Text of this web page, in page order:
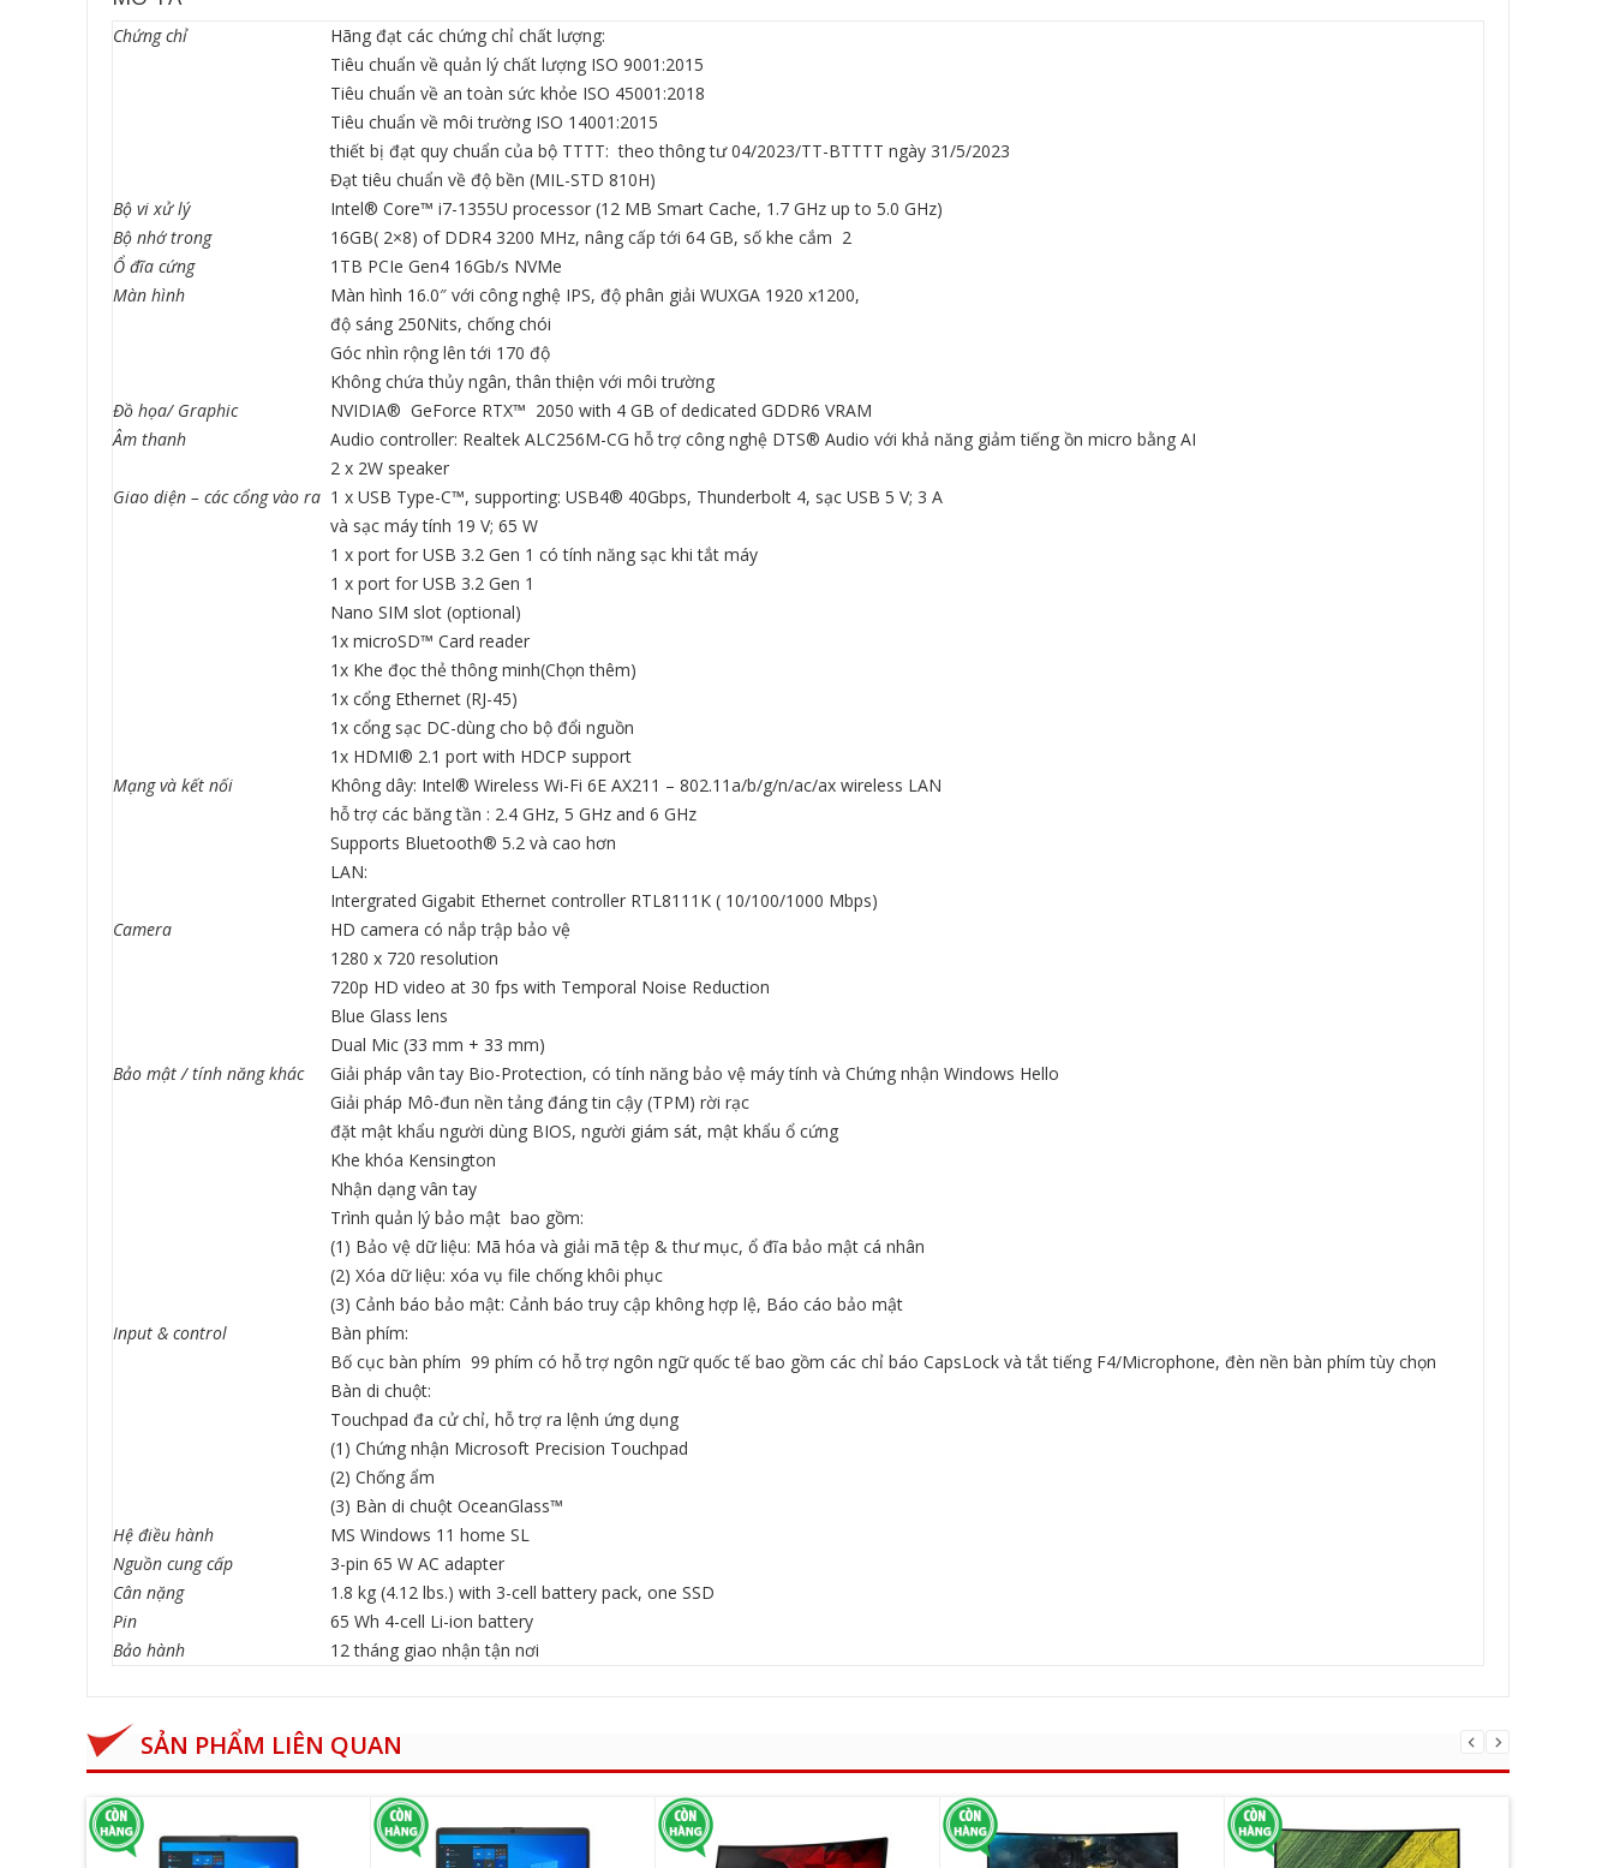
Chứng chỉ
Hãng đạt các chứng chỉ chất lượng:
Tiêu chuẩn về quản lý chất lượng ISO 9001:2015
Tiêu chuẩn về an toàn sức khỏe ISO 45001:2018
Tiêu chuẩn về môi trường ISO 14001:2015
thiết bị đạt quy chuẩn của bộ TTTT: theo thông tư 04/2023/TT-BTTTT ngày 31/5/2023
Đạt tiêu chuẩn về độ bền (MIL-STD 810H)
Bộ vi xử lý
Intel® Core™ i7-1355U processor (12 MB Smart Cache, 1.7 GHz up to 5.0 GHz)
Bộ nhớ trong
16GB( 2×8) of DDR4 3200 MHz, nâng cấp tới 64 GB, số khe cắm 2
Ổ đĩa cứng
1TB PCIe Gen4 16Gb/s NVMe
Màn hình
Màn hình 16.0″ với công nghệ IPS, độ phân giải WUXGA 1920 x1200,
độ sáng 250Nits, chống chói
Góc nhìn rộng lên tới 170 độ
Không chứa thủy ngân, thân thiện với môi trường
Đồ họa/ Graphic
NVIDIA® GeForce RTX™ 2050 with 4 GB of dedicated GDDR6 VRAM
Âm thanh
Audio controller: Realtek ALC256M-CG hỗ trợ công nghệ DTS® Audio với khả năng giảm tiếng ồn micro bằng AI
2 x 2W speaker
Giao diện – các cổng vào ra 1 x USB Type-C™, supporting: USB4® 40Gbps, Thunderbolt 4, sạc USB 5 V; 3 A
và sạc máy tính 19 V; 65 W
1 x port for USB 3.2 Gen 1 có tính năng sạc khi tắt máy
1 x port for USB 3.2 Gen 1
Nano SIM slot (optional)
1x microSD™ Card reader
1x Khe đọc thẻ thông minh(Chọn thêm)
1x cổng Ethernet (RJ-45)
1x cổng sạc DC-dùng cho bộ đổi nguồn
1x HDMI® 2.1 port with HDCP support
Mạng và kết nối
Không dây: Intel® Wireless Wi-Fi 6E AX211 – 802.11a/b/g/n/ac/ax wireless LAN
hỗ trợ các băng tần : 2.4 GHz, 5 GHz and 6 GHz
Supports Bluetooth® 5.2 và cao hơn
LAN:
Intergrated Gigabit Ethernet controller RTL8111K ( 10/100/1000 Mbps)
Camera
HD camera có nắp trập bảo vệ
1280 x 720 resolution
720p HD video at 30 fps with Temporal Noise Reduction
Blue Glass lens
Dual Mic (33 mm + 33 mm)
Bảo mật / tính năng khác
Giải pháp vân tay Bio-Protection, có tính năng bảo vệ máy tính và Chứng nhận Windows Hello
Giải pháp Mô-đun nền tảng đáng tin cậy (TPM) rời rạc
đặt mật khẩu người dùng BIOS, người giám sát, mật khẩu ổ cứng
Khe khóa Kensington
Nhận dạng vân tay
Trình quản lý bảo mật bao gồm:
(1) Bảo vệ dữ liệu: Mã hóa và giải mã tệp & thư mục, ổ đĩa bảo mật cá nhân
(2) Xóa dữ liệu: xóa vụ file chống khôi phục
(3) Cảnh báo bảo mật: Cảnh báo truy cập không hợp lệ, Báo cáo bảo mật
Input & control
Bàn phím:
Bố cục bàn phím 99 phím có hỗ trợ ngôn ngữ quốc tế bao gồm các chỉ báo CapsLock và tắt tiếng F4/Microphone, đèn nền bàn phím tùy chọn
Bàn di chuột:
Touchpad đa cử chỉ, hỗ trợ ra lệnh ứng dụng
(1) Chứng nhận Microsoft Precision Touchpad
(2) Chống ẩm
(3) Bàn di chuột OceanGlass™
Hệ điều hành
MS Windows 11 home SL
Nguồn cung cấp
3-pin 65 W AC adapter
Cân nặng
1.8 kg (4.12 lbs.) with 3-cell battery pack, one SSD
Pin
65 Wh 4-cell Li-ion battery
Bảo hành
12 tháng giao nhận tận nơi
SẢN PHẨM LIÊN QUAN